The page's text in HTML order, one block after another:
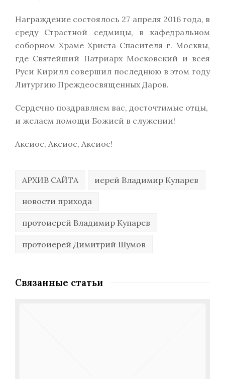
Награждение состоялось 27 апреля 2016 года, в
среду Страстной седмицы, в кафедральном
соборном Храме Христа Спасителя г. Москвы,
где Святейший Патриарх Московский и всея
Руси Кирилл совершил последнюю в этом году
Литургию Преждеосвященных Даров.
Сердечно поздравляем вас, досточтимые отцы,
и желаем помощи Божией в служении!
Аксиос, Аксиос, Аксиос!
АРХИВ САЙТА иерей Владимир Купарев
новости прихода
протоиерей Владимир Купарев
протоиерей Димитрий Шумов
Связанные статьи